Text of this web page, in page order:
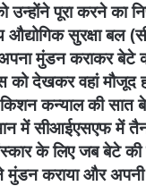
उन्होंने पूरा करने का
औद्योगिक सुरक्षा बल
मुंडन कराकर बेटे
को देखकर वहां
कन्याल की सात
में सीआईएसएफ में
के लिए जब बेटे
मुंडन कराया और अपनी